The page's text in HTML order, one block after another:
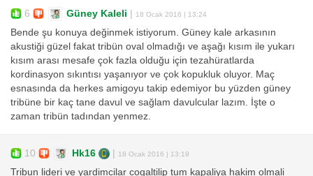
6 Güney Kaleli | 18 Ocak 2016 | 13:24
Bende şu konuya değinmek istiyorum. Güney kale arkasının
akustiği güzel fakat tribün oval olmadığı ve aşağı kısım ile yukarı
kısım arası mesafe çok fazla olduğu için tezahüratlarda
kordinasyon sıkıntısı yaşanıyor ve çok kopukluk oluyor. Maç
esnasında da herkes amigoyu takip edemiyor bu yüzden güney
tribüne bir kaç tane davul ve sağlam davulcular lazım. İşte o
zaman tribün tadından yenmez.
10 Hk16 | 18 Ocak 2016 | 13:19
Tribun lideri ve yardimcilar cogaltilip tum kapaliya hakim olmali